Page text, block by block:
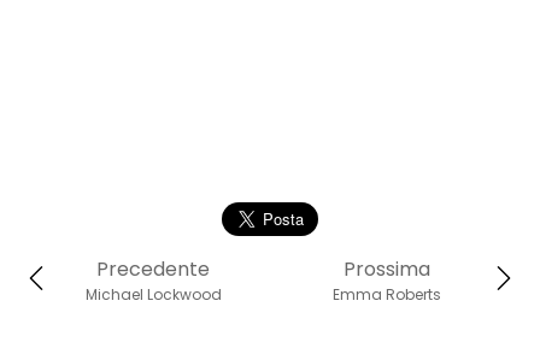
Prossima
Emma Roberts
Precedente
Michael Lockwood